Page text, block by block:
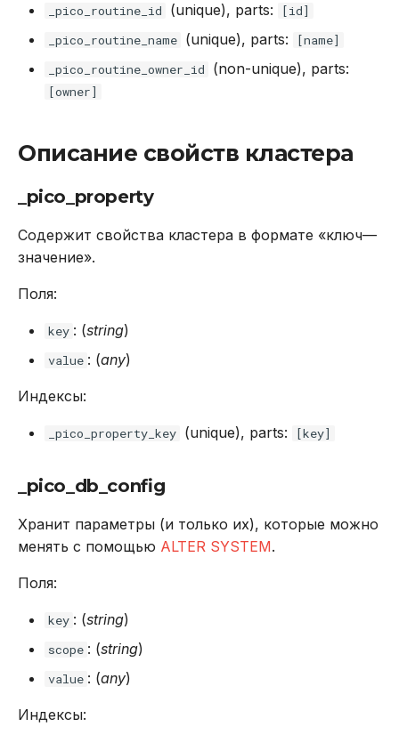
_pico_routine_id (unique), parts:
[id]
_pico_routine_name (unique), parts:
[name]
_pico_routine_owner_id
(non-unique), parts:
[owner]
Описание свойств кластера
_pico_property
Содержит свойства кластера в формате «ключ—
значение».
Поля:
key : (string)
value : (any)
Индексы:
_pico_property_key (unique), parts: [key]
_pico_db_config
Хранит параметры (и только их), которые можно
менять с помощью ALTER SYSTEM.
Поля:
key : (string)
scope : (string)
value : (any)
Индексы: